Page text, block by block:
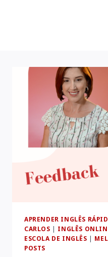
APRENDER INGLÊS
CARLOS | INGLÊS
ESCOLA DE INGLÊS |
POSTS